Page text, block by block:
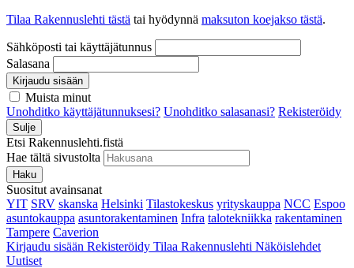
Tilaa Rakennuslehti tästä tai hyödynnä maksuton koejakso tästä.
Sähköposti tai käyttäjätunnus
Salasana
Kirjaudu sisään
Muista minut
Unohditko käyttäjätunnuksesi? Unohditko salasanasi? Rekisteröidy
Sulje
Etsi Rakennuslehti.fistä
Hae tältä sivustolta
Haku
Suositut avainsanat
YIT SRV skanska Helsinki Tilastokeskus yrityskauppa NCC Espoo
asuntokauppa asuntorakentaminen Infra talotekniikka rakentaminen
Tampere Caverion
Kirjaudu sisään Rekisteröidy Tilaa Rakennuslehti Näköislehdet
Uutiset